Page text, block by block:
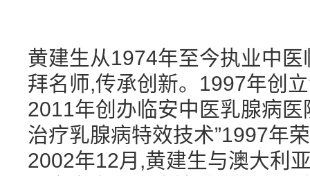
黄建生从1974年至今执业中
拜名师,传承创新。1997年创
2011年创办临安中医乳腺病
治疗乳腺病特效技术”1997年
2002年12月,黄建生与澳大利